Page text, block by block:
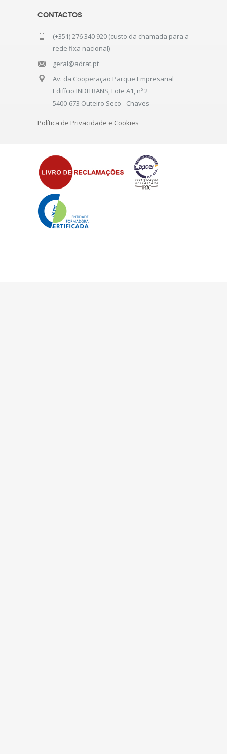
Contactos
(+351) 276 340 920 (custo da chamada para a
rede fixa nacional)
geral@adrat.pt
Av. da Cooperação Parque Empresarial
Edifício INDITRANS, Lote A1, nº 2
5400-673 Outeiro Seco - Chaves
Política de Privacidade e Cookies